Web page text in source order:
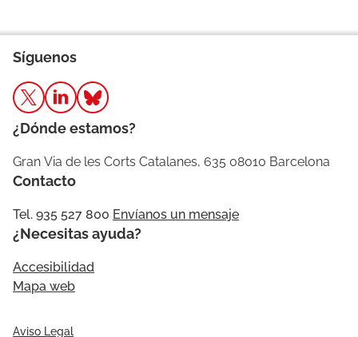
Síguenos
¿Dónde estamos?
Gran Via de les Corts Catalanes, 635 08010 Barcelona
Contacto
Tel. 935 527 800 Envíanos un mensaje
¿Necesitas ayuda?
Accesibilidad
Mapa web
Aviso Legal